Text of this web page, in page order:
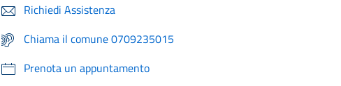
Richiedi Assistenza
Chiama il comune 0709235015
Prenota un appuntamento